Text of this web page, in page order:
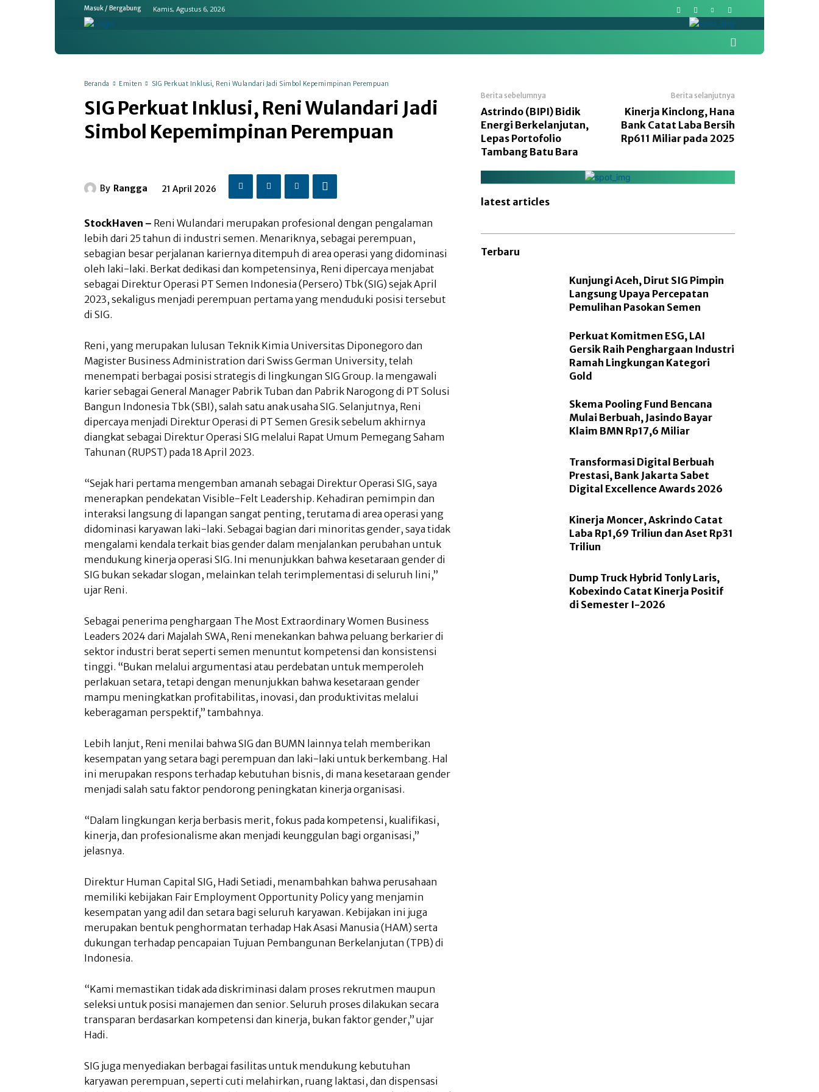
Masuk / Bergabung Kamis, Agustus 6, 2026
Beranda Emiten SIG Perkuat Inklusi, Reni Wulandari Jadi Simbol Kepemimpinan Perempuan
SIG Perkuat Inklusi, Reni Wulandari Jadi
Simbol Kepemimpinan Perempuan
By Rangga 21 April 2026
StockHaven – Reni Wulandari merupakan profesional dengan pengalaman
lebih dari 25 tahun di industri semen. Menariknya, sebagai perempuan,
sebagian besar perjalanan kariernya ditempuh di area operasi yang didominasi
oleh laki-laki. Berkat dedikasi dan kompetensinya, Reni dipercaya menjabat
sebagai Direktur Operasi PT Semen Indonesia (Persero) Tbk (SIG) sejak April
2023, sekaligus menjadi perempuan pertama yang menduduki posisi tersebut
di SIG.
Reni, yang merupakan lulusan Teknik Kimia Universitas Diponegoro dan
Magister Business Administration dari Swiss German University, telah
menempati berbagai posisi strategis di lingkungan SIG Group. Ia mengawali
karier sebagai General Manager Pabrik Tuban dan Pabrik Narogong di PT Solusi
Bangun Indonesia Tbk (SBI), salah satu anak usaha SIG. Selanjutnya, Reni
dipercaya menjadi Direktur Operasi di PT Semen Gresik sebelum akhirnya
diangkat sebagai Direktur Operasi SIG melalui Rapat Umum Pemegang Saham
Tahunan (RUPST) pada 18 April 2023.
“Sejak hari pertama mengemban amanah sebagai Direktur Operasi SIG, saya
menerapkan pendekatan Visible-Felt Leadership. Kehadiran pemimpin dan
interaksi langsung di lapangan sangat penting, terutama di area operasi yang
didominasi karyawan laki-laki. Sebagai bagian dari minoritas gender, saya tidak
mengalami kendala terkait bias gender dalam menjalankan perubahan untuk
mendukung kinerja operasi SIG. Ini menunjukkan bahwa kesetaraan gender di
SIG bukan sekadar slogan, melainkan telah terimplementasi di seluruh lini,”
ujar Reni.
Sebagai penerima penghargaan The Most Extraordinary Women Business
Leaders 2024 dari Majalah SWA, Reni menekankan bahwa peluang berkarier di
sektor industri berat seperti semen menuntut kompetensi dan konsistensi
tinggi. “Bukan melalui argumentasi atau perdebatan untuk memperoleh
perlakuan setara, tetapi dengan menunjukkan bahwa kesetaraan gender
mampu meningkatkan profitabilitas, inovasi, dan produktivitas melalui
keberagaman perspektif,” tambahnya.
Lebih lanjut, Reni menilai bahwa SIG dan BUMN lainnya telah memberikan
kesempatan yang setara bagi perempuan dan laki-laki untuk berkembang. Hal
ini merupakan respons terhadap kebutuhan bisnis, di mana kesetaraan gender
menjadi salah satu faktor pendorong peningkatan kinerja organisasi.
“Dalam lingkungan kerja berbasis merit, fokus pada kompetensi, kualifikasi,
kinerja, dan profesionalisme akan menjadi keunggulan bagi organisasi,”
jelasnya.
Direktur Human Capital SIG, Hadi Setiadi, menambahkan bahwa perusahaan
memiliki kebijakan Fair Employment Opportunity Policy yang menjamin
kesempatan yang adil dan setara bagi seluruh karyawan. Kebijakan ini juga
merupakan bentuk penghormatan terhadap Hak Asasi Manusia (HAM) serta
dukungan terhadap pencapaian Tujuan Pembangunan Berkelanjutan (TPB) di
Indonesia.
“Kami memastikan tidak ada diskriminasi dalam proses rekrutmen maupun
seleksi untuk posisi manajemen dan senior. Seluruh proses dilakukan secara
transparan berdasarkan kompetensi dan kinerja, bukan faktor gender,” ujar
Hadi.
SIG juga menyediakan berbagai fasilitas untuk mendukung kebutuhan
karyawan perempuan, seperti cuti melahirkan, ruang laktasi, dan dispensasi
Berita sebelumnya
Astrindo (BIPI) Bidik
Energi Berkelanjutan,
Lepas Portofolio
Tambang Batu Bara
Berita selanjutnya
Kinerja Kinclong, Hana
Bank Catat Laba Bersih
Rp611 Miliar pada 2025
latest articles
Terbaru
Kunjungi Aceh, Dirut SIG Pimpin
Langsung Upaya Percepatan
Pemulihan Pasokan Semen
Perkuat Komitmen ESG, LAI
Gersik Raih Penghargaan Industri
Ramah Lingkungan Kategori
Gold
Skema Pooling Fund Bencana
Mulai Berbuah, Jasindo Bayar
Klaim BMN Rp17,6 Miliar
Transformasi Digital Berbuah
Prestasi, Bank Jakarta Sabet
Digital Excellence Awards 2026
Kinerja Moncer, Askrindo Catat
Laba Rp1,69 Triliun dan Aset Rp31
Triliun
Dump Truck Hybrid Tonly Laris,
Kobexindo Catat Kinerja Positif
di Semester I-2026